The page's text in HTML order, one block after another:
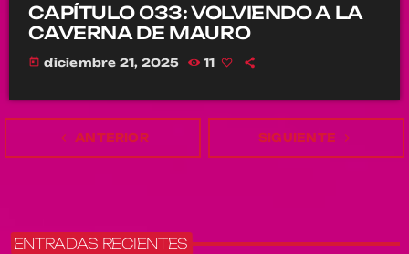
CAPÍTULO 033: VOLVIENDO A LA
CAVERNA DE MAURO
today diciembre 21, 2025 11
navigate_before ANTERIOR SIGUIENTE navigate_next
ENTRADAS RECIENTES